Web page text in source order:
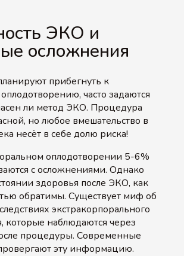
ЭКО и
осложнения
прибегнуть к
часто задаются
ли метод ЭКО. Процедура
но любое вмешательство в
несёт в себе долю риска!
оплодотворении 5-6%
с осложнениями. Однако
здоровья после ЭКО, как
обратимы. Существует миф об
экстракорпорального
которые наблюдаются через
процедуры. Современные
эту информацию.